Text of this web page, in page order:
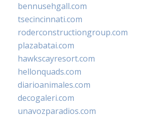
bennusehgall.com
tsecincinnati.com
roderconstructiongroup.com
plazabatai.com
hawkscayresort.com
hellonquads.com
diarioanimales.com
decogaleri.com
unavozparadios.com